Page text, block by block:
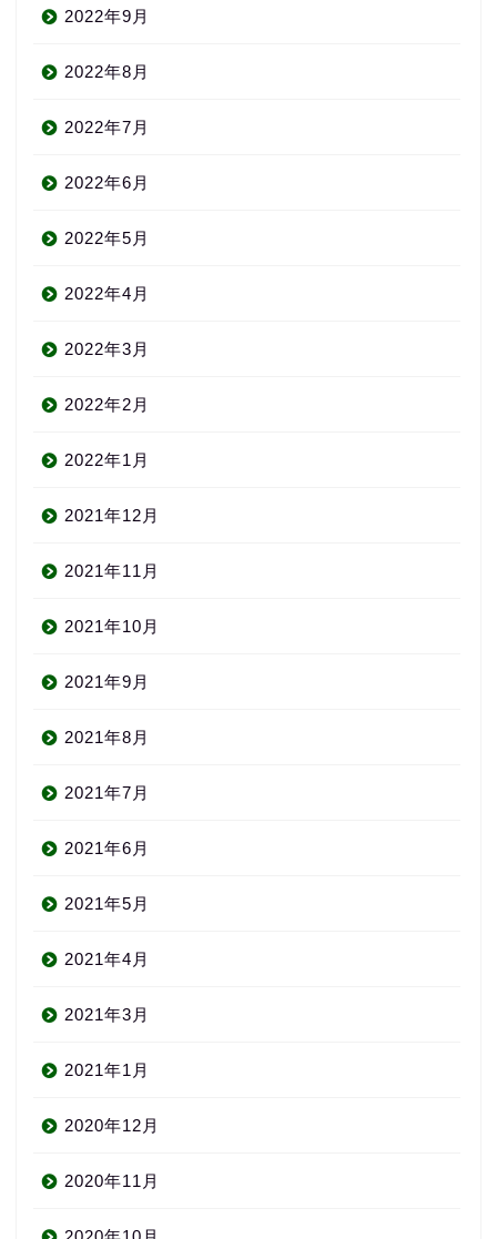
2022年9月
2022年8月
2022年7月
2022年6月
2022年5月
2022年4月
2022年3月
2022年2月
2022年1月
2021年12月
2021年11月
2021年10月
2021年9月
2021年8月
2021年7月
2021年6月
2021年5月
2021年4月
2021年3月
2021年1月
2020年12月
2020年11月